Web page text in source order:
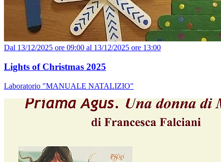
Dal 13/12/2025 ore 09:00 al 13/12/2025 ore 13:00
Lights of Christmas 2025
Laboratorio "MANUALE NATALIZIO"